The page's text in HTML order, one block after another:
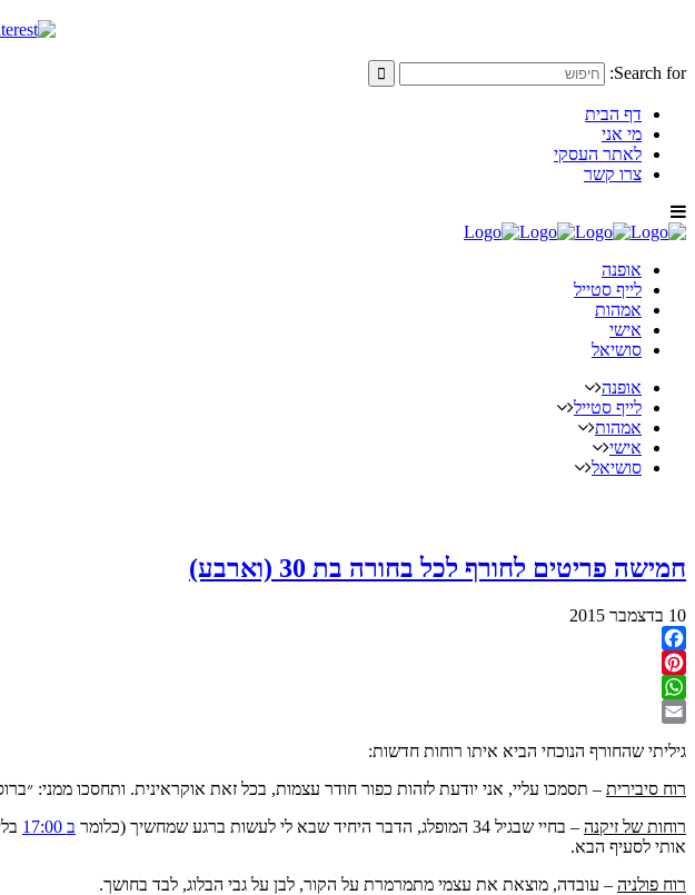
Search for:
דף הבית
מי אני
לאתר העסקי
צרו קשר
אופנה
לייף סטייל
אמהות
אישי
סושיאל
אופנה
לייף סטייל
אמהות
אישי
סושיאל
חמישה פריטים לחורף לכל בחורה בת 30 (וארבע)
10 בדצמבר 2015
Facebook
Pinterest
WhatsApp
גיליתי שהחורף הנוכחי הביא איתו רוחות חדשות:
רוח סיבירית – תסמכו עליי, אני יודעת לזהות כפור חודר עצמות, בכל זאת אוקראינית. ותחסכו ממני:
רוחות של זיקנה – בחיי שבגיל 34 המופלג, הדבר היחיד שבא לי לעשות ברגע שמחשיך (כלומר ב 17:00
אותי לסעיף הבא.
רוח פולניה – עובדה, מוצאת את עצמי מתמרמרת על הקור, לבן על גבי הבלוג, לבד בחושך.